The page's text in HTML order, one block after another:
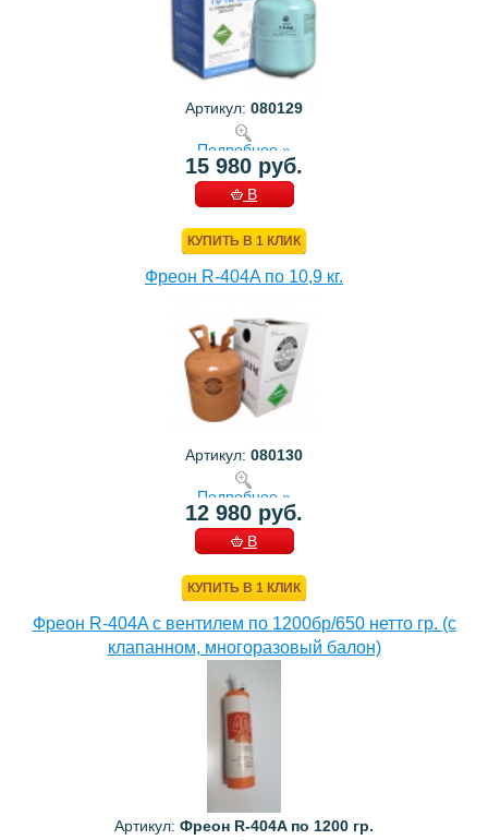
Артикул: 080129
Подробнее »
15 980 руб.
В
КУПИТЬ В 1 КЛИК
Фреон R-404A по 10,9 кг.
Артикул: 080130
Подробнее »
12 980 руб.
В
КУПИТЬ В 1 КЛИК
Фреон R-404A с вентилем по 1200бр/650 нетто гр. (с
клапанном, многоразовый балон)
Артикул: Фреон R-404A по 1200 гр.